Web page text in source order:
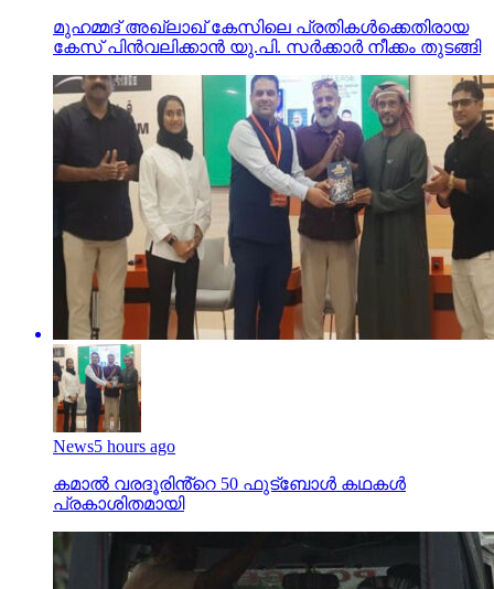
മുഹമ്മദ് അഖ്‌ലാഖ് കേസിലെ പ്രതികള്‍ക്കെതിരായ
കേസ് പിന്‍വലിക്കാന്‍ യു.പി. സര്‍ക്കാര്‍ നീക്കം തുടങ്ങി
News5 hours ago
കമാൽ വരദൂരിൻ്റെ 50 ഫുട്ബോൾ കഥകൾ
പ്രകാശിതമായി